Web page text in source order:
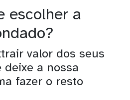
escolher a
valor dos seus
deixe a nossa
fazer o resto